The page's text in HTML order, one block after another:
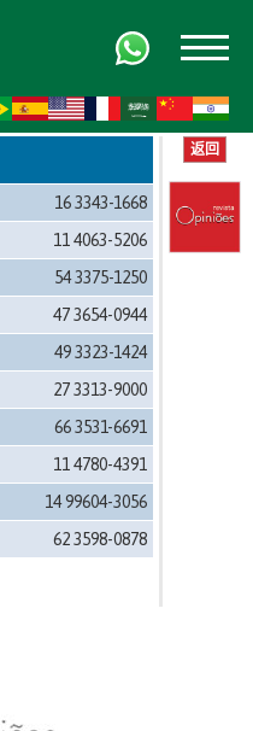
16 3343-1668
11 4063-5206
54 3375-1250
47 3654-0944
49 3323-1424
27 3313-9000
66 3531-6691
11 4780-4391
14 99604-3056
62 3598-0878
返回